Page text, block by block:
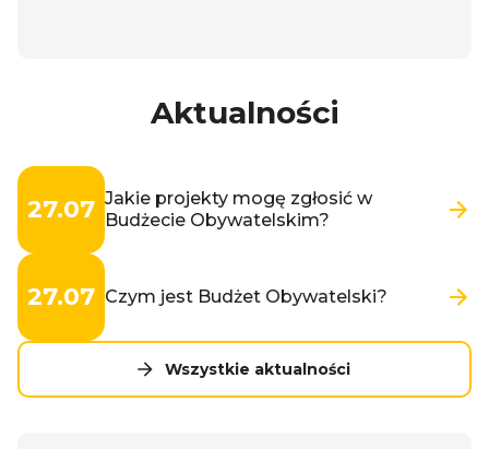
Aktualności
27.07 Jakie projekty mogę zgłosić w
Budżecie Obywatelskim?
27.07 Czym jest Budżet Obywatelski?
Wszystkie aktualności